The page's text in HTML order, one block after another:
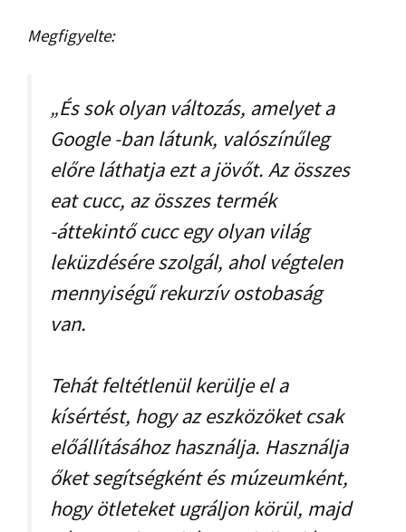
Megfigyelte:
„És sok olyan változás, amelyet a
Google -ban látunk, valószínűleg
előre láthatja ezt a jövőt. Az összes
eat cucc, az összes termék
-áttekintő cucc egy olyan világ
leküzdésére szolgál, ahol végtelen
mennyiségű rekurzív ostobaság
van.
Tehát feltétlenül kerülje el a
kísértést, hogy az eszközöket csak
előállításához használja. Használja
őket segítségként és múzeumként,
hogy ötleteket ugráljon körül, majd